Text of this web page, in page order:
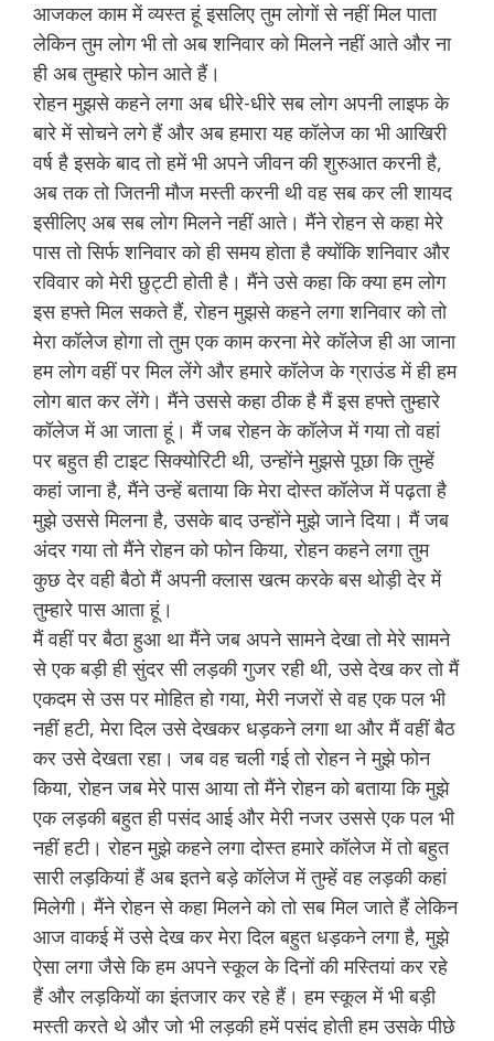
आजकल काम में व्यस्त हूं इसलिए तुम लोगों से नहीं मिल पाता
लेकिन तुम लोग भी तो अब शनिवार को मिलने नहीं आते और ना
ही अब तुम्हारे फोन आते हैं।
रोहन मुझसे कहने लगा अब धीरे-धीरे सब लोग अपनी लाइफ के
बारे में सोचने लगे हैं और अब हमारा यह कॉलेज का भी आखिरी
वर्ष है इसके बाद तो हमें भी अपने जीवन की शुरुआत करनी है,
अब तक तो जितनी मौज मस्ती करनी थी वह सब कर ली शायद
इसीलिए अब सब लोग मिलने नहीं आते। मैंने रोहन से कहा मेरे
पास तो सिर्फ शनिवार को ही समय होता है क्योंकि शनिवार और
रविवार को मेरी छुट्टी होती है। मैंने उसे कहा कि क्या हम लोग
इस हफ्ते मिल सकते हैं, रोहन मुझसे कहने लगा शनिवार को तो
मेरा कॉलेज होगा तो तुम एक काम करना मेरे कॉलेज ही आ जाना
हम लोग वहीं पर मिल लेंगे और हमारे कॉलेज के ग्राउंड में ही हम
लोग बात कर लेंगे। मैंने उससे कहा ठीक है मैं इस हफ्ते तुम्हारे
कॉलेज में आ जाता हूं। मैं जब रोहन के कॉलेज में गया तो वहां
पर बहुत ही टाइट सिक्योरिटी थी, उन्होंने मुझसे पूछा कि तुम्हें
कहां जाना है, मैंने उन्हें बताया कि मेरा दोस्त कॉलेज में पढ़ता है
मुझे उससे मिलना है, उसके बाद उन्होंने मुझे जाने दिया। मैं जब
अंदर गया तो मैंने रोहन को फोन किया, रोहन कहने लगा तुम
कुछ देर वही बैठो मैं अपनी क्लास खत्म करके बस थोड़ी देर में
तुम्हारे पास आता हूं।
मैं वहीं पर बैठा हुआ था मैंने जब अपने सामने देखा तो मेरे सामने
से एक बड़ी ही सुंदर सी लड़की गुजर रही थी, उसे देख कर तो मैं
एकदम से उस पर मोहित हो गया, मेरी नजरों से वह एक पल भी
नहीं हटी, मेरा दिल उसे देखकर धड़कने लगा था और मैं वहीं बैठ
कर उसे देखता रहा। जब वह चली गई तो रोहन ने मुझे फोन
किया, रोहन जब मेरे पास आया तो मैंने रोहन को बताया कि मुझे
एक लड़की बहुत ही पसंद आई और मेरी नजर उससे एक पल भी
नहीं हटी। रोहन मुझे कहने लगा दोस्त हमारे कॉलेज में तो बहुत
सारी लड़कियां हैं अब इतने बड़े कॉलेज में तुम्हें वह लड़की कहां
मिलेगी। मैंने रोहन से कहा मिलने को तो सब मिल जाते हैं लेकिन
आज वाकई में उसे देख कर मेरा दिल बहुत धड़कने लगा है, मुझे
ऐसा लगा जैसे कि हम अपने स्कूल के दिनों की मस्तियां कर रहे
हैं और लड़कियों का इंतजार कर रहे हैं। हम स्कूल में भी बड़ी
मस्ती करते थे और जो भी लड़की हमें पसंद होती हम उसके पीछे